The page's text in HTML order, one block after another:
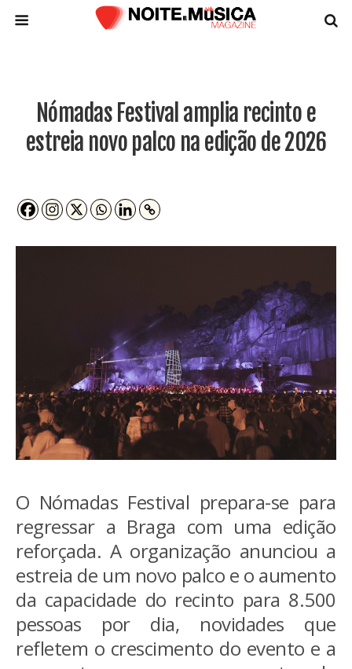
Nómadas Festival amplia recinto e
estreia novo palco na edição de 2026
O Nómadas Festival prepara-se para
regressar a Braga com uma edição
reforçada. A organização anunciou a
estreia de um novo palco e o aumento
da capacidade do recinto para 8.500
pessoas por dia, novidades que
refletem o crescimento do evento e a